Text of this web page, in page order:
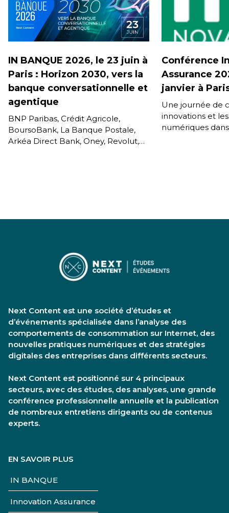
IN BANQUE 2026, le 23 juin à
Paris : Horizon 2030, vers la
banque conversationnelle et
agentique
BNP Paribas, Crédit Agricole,
BoursoBank, La Banque Postale,
Arkéa Direct Bank, Oney, Revolut,
Conférence
Assurance
janvier à
Une journée de
innovations et
numériques
Next Content est une société d’études et
d’événements spécialisée dans l’analyse des
comportements de consommation sur Internet, des
nouvelles pratiques numériques et des stratégies
digitales des entreprises dans différents secteurs.
Next Content est positionné sur 4 principaux
secteurs, avec des études, des analyses, une grande
conférence professionnelle annuelle et la publication
de nombreux entretiens dirigeants ou de contenus
experts.
EN SAVOIR PLUS
IN BANQUE
Innovation Assurance